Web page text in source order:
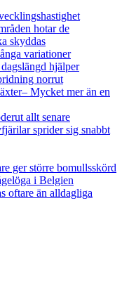
hotar de
skyddas
variationer
hjälper
norrut
Mycket mer än en
allt senare
sprider sig snabbt
ger större bomullsskörd
i Belgien
oftare än alldagliga